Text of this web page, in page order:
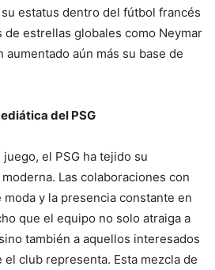
estatus dentro del fútbol francés
de estrellas globales como Neymar
aumentado aún más su base de
del PSG
el PSG ha tejido su
Las colaboraciones con
y la presencia constante en
que el equipo no solo atraiga a
también a aquellos interesados
club representa. Esta mezcla de